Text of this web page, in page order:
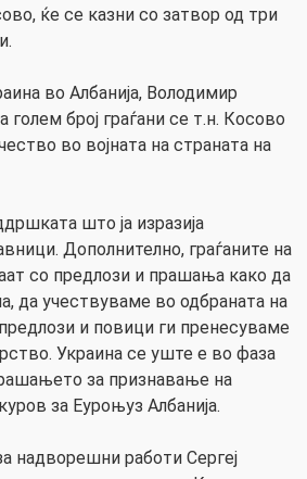
ќе се казни со затвор од три
во Албанија, Володимир
голем број граѓани се т.н. Косово
во војната на страната на
што ја изразија
Дополнително, граѓаните на
со предлози и прашања како да
да учествуваме во одбраната на
и повици ги пренесуваме
Украина се уште е во фаза
за признавање на
за Еуроњуз Албанија.
надворешни работи Сергеј